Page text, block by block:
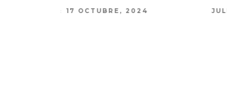
JULIO MOREAN 16 OCTUBRE, 2024